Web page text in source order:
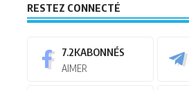
RESTEZ CONNECTÉ
7.2KABONNÉS
AIMER